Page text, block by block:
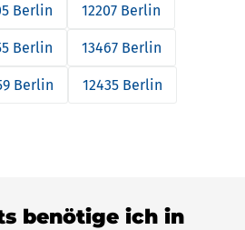
Berlin 12207 Berlin
Berlin 13467 Berlin
Berlin 12435 Berlin
benötige ich in